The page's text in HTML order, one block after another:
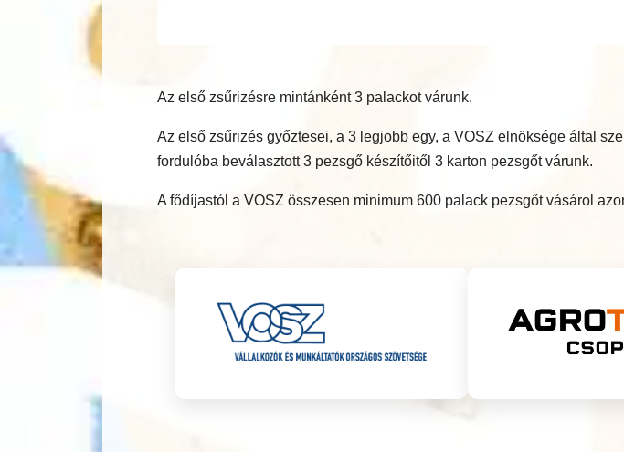
Az első zsűrizésre mintánként 3 palackot várunk.
Az első zsűrizés győztesei, a 3 legjobb egy, a VOSZ elnöksége által
fordulóba beválasztott 3 pezsgő készítőitől 3 karton pezsgőt várunk.
A fődíjastól a VOSZ összesen minimum 600 palack pezsgőt vásárol